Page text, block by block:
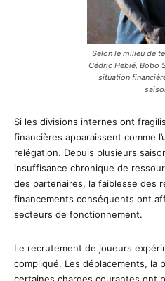
Selon le milieu de
Cédric Hebié, Bobo
situation
Si les divisions internes ont
financières apparaissent comme
relégation. Depuis plusieurs
insuffisance chronique de
des partenaires, la faiblesse des
financements conséquents ont
secteurs de fonctionnement.
Le recrutement de joueurs
compliqué. Les déplacements, la